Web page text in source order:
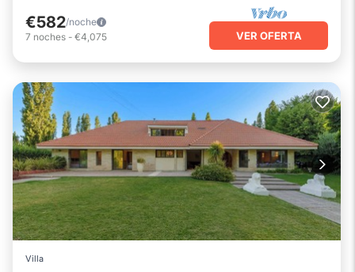
€582/noche
7 noches - €4,075 VER OFERTA
Villa